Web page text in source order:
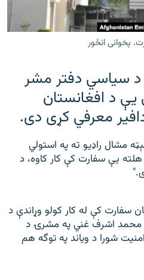
پخوانی انځور
د سیاسي دفتر مشر
د افغانستان
معرفي کړی دی.
د مې پر ۱۵مه نېټه مشال راډیو ته په استولي
یې سفارت کې کار کاوه، د
سفارت کې له کار کولو وړاندې د
اشرف غني په مشرۍ د
شورا د ویاند په توگه هم